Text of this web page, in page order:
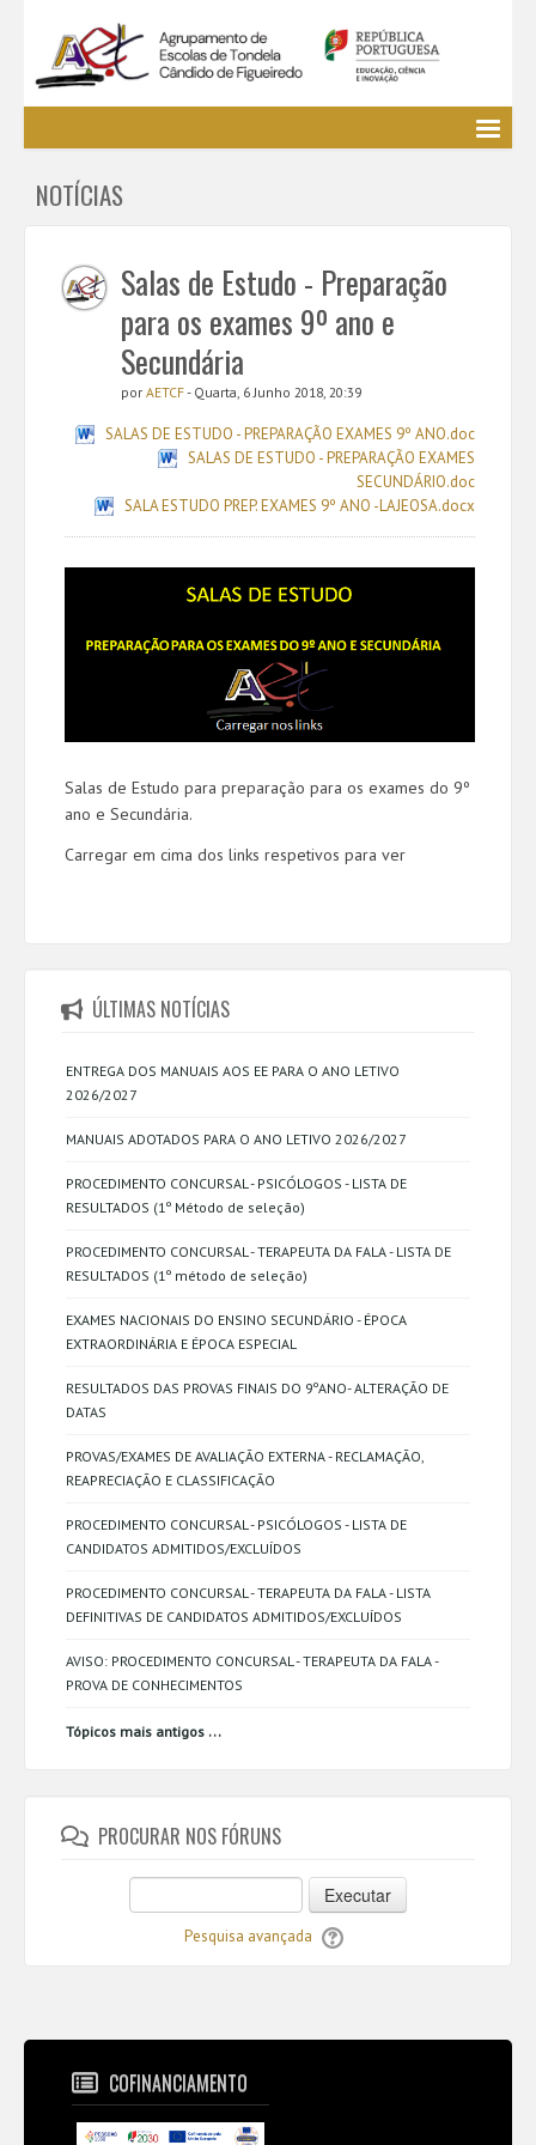
EE / Alunos
Cursos Profissionais
Bibliotecas
Media AETCF
Legislação
NOTÍCIAS
Salas de Estudo - Preparação
para os exames 9º ano e
Secundária
por AETCF- Quarta, 6 Junho 2018, 20:39
SALAS DE ESTUDO - PREPARAÇÃO EXAMES 9º ANO.doc
SALAS DE ESTUDO - PREPARAÇÃO EXAMES
SECUNDÁRIO.doc
SALA ESTUDO PREP. EXAMES 9º ANO -LAJEOSA.docx
Salas de Estudo para preparação para os exames do 9º
ano e Secundária.
Carregar em cima dos links respetivos para ver
ÚLTIMAS NOTÍCIAS
ENTREGA DOS MANUAIS AOS EE PARA O ANO LETIVO
2026/2027
MANUAIS ADOTADOS PARA O ANO LETIVO 2026/2027
PROCEDIMENTO CONCURSAL - PSICÓLOGOS - LISTA DE
RESULTADOS (1º Método de seleção)
PROCEDIMENTO CONCURSAL - TERAPEUTA DA FALA - LISTA DE
RESULTADOS (1º método de seleção)
EXAMES NACIONAIS DO ENSINO SECUNDÁRIO - ÉPOCA
EXTRAORDINÁRIA E ÉPOCA ESPECIAL
RESULTADOS DAS PROVAS FINAIS DO 9ºANO- ALTERAÇÃO DE
DATAS
PROVAS/EXAMES DE AVALIAÇÃO EXTERNA - RECLAMAÇÃO,
REAPRECIAÇÃO E CLASSIFICAÇÃO
PROCEDIMENTO CONCURSAL - PSICÓLOGOS - LISTA DE
CANDIDATOS ADMITIDOS/EXCLUÍDOS
PROCEDIMENTO CONCURSAL - TERAPEUTA DA FALA - LISTA
DEFINITIVAS DE CANDIDATOS ADMITIDOS/EXCLUÍDOS
AVISO: PROCEDIMENTO CONCURSAL - TERAPEUTA DA FALA -
PROVA DE CONHECIMENTOS
Tópicos mais antigos ...
PROCURAR NOS FÓRUNS
Executar
Pesquisa avançada
COFINANCIAMENTO